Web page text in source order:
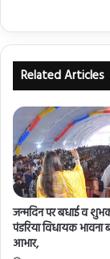
Related Articles
जन्मदिन पर बधाई व
पंडरिया विधायक भावना
आभार,